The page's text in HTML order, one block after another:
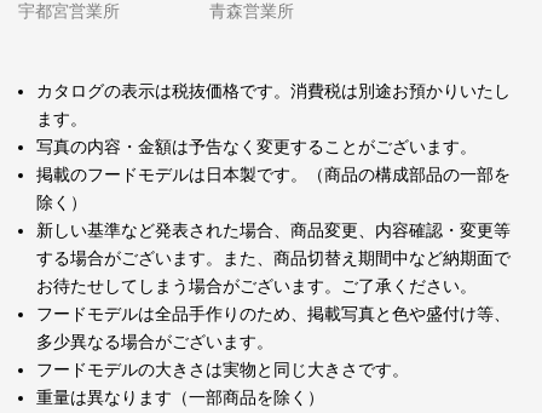
宇都宮営業所
青森営業所
カタログの表示は税抜価格です。消費税は別途お預かりいたし
ます。
写真の内容・金額は予告なく変更することがございます。
掲載のフードモデルは日本製です。（商品の構成部品の一部を
除く）
新しい基準など発表された場合、商品変更、内容確認・変更等
する場合がございます。また、商品切替え期間中など納期面で
お待たせしてしまう場合がございます。ご了承ください。
フードモデルは全品手作りのため、掲載写真と色や盛付け等、
多少異なる場合がございます。
フードモデルの大きさは実物と同じ大きさです。
重量は異なります（一部商品を除く）